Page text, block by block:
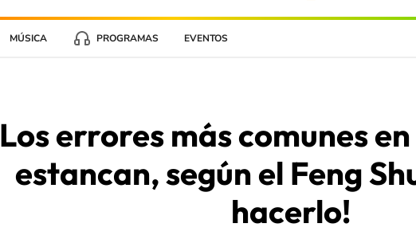
MÚSICA PROGRAMAS EVENTOS
Los errores más comunes
estancan, según el Feng
hacerlo!